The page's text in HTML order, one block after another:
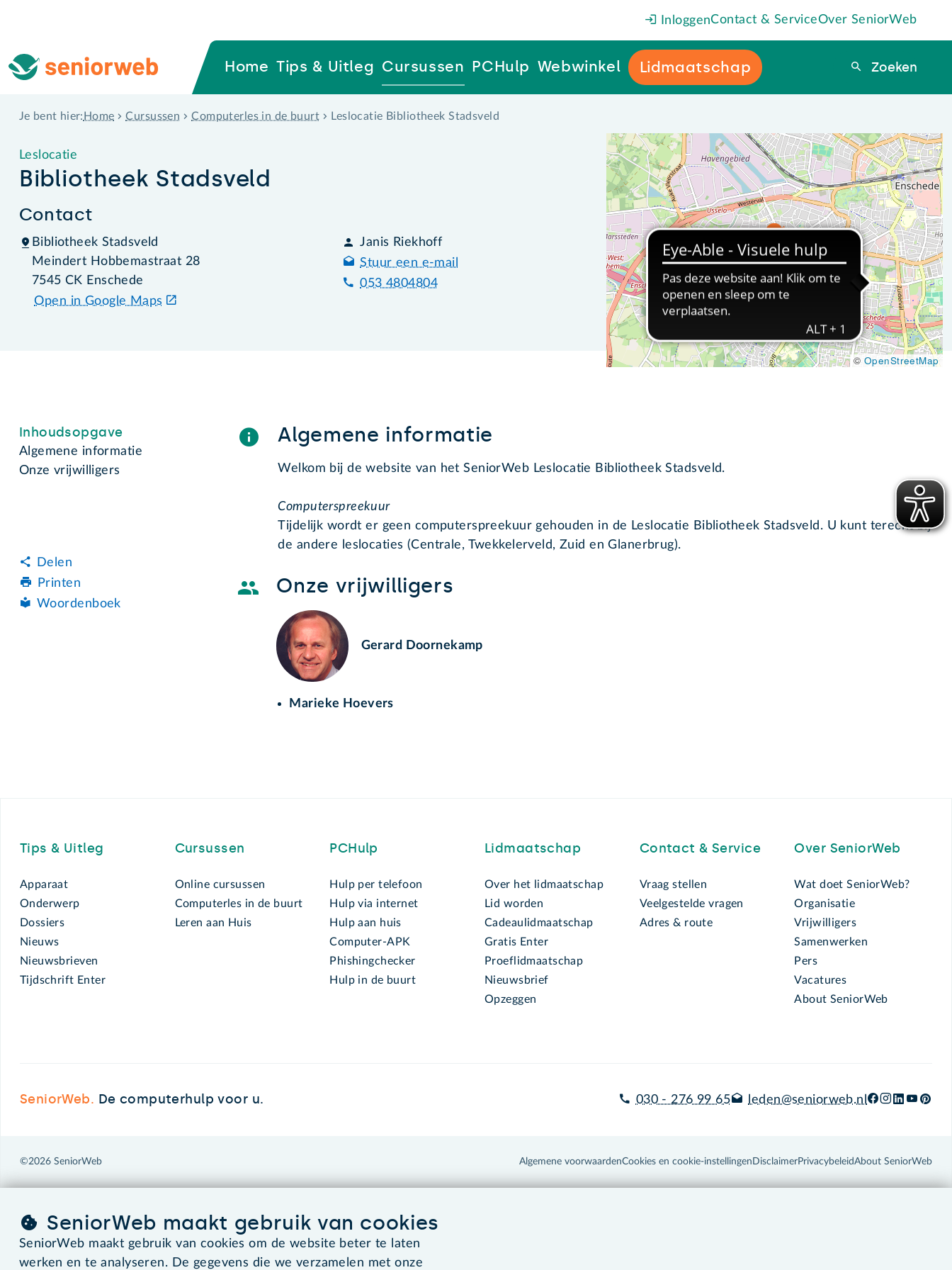
InloggenContact & ServiceOver SeniorWeb
Home Tips & Uitleg Cursussen PCHulp Webwinkel Lidmaatschap Zoeken
Zoeken
Je bent hier: Home Cursussen Computerles in de buurt Leslocatie Bibliotheek Stadsveld
Leslocatie
Bibliotheek Stadsveld
Contact
Bibliotheek Stadsveld
Meindert Hobbemastraat 28
7545 CK Enschede
Open in Google Maps
Janis Riekhoff
Stuur een e-mail
053 4804804
© OpenStreetMap
Inhoudsopgave
Algemene informatie
Onze vrijwilligers
Delen
Printen
Woordenboek
Algemene informatie
Welkom bij de website van het SeniorWeb Leslocatie Bibliotheek Stadsveld.
Computerspreekuur
Tijdelijk wordt er geen computerspreekuur gehouden in de Leslocatie Bibliotheek Stadsveld. U kunt terecht bij
de andere leslocaties (Centrale, Twekkelerveld, Zuid en Glanerbrug).
Onze vrijwilligers
Gerard Doornekamp
Marieke Hoevers
Tips & Uitleg
Apparaat
Onderwerp
Dossiers
Nieuws
Nieuwsbrieven
Tijdschrift Enter
Cursussen
Online cursussen
Computerles in de buurt
Leren aan Huis
PCHulp
Hulp per telefoon
Hulp via internet
Hulp aan huis
Computer-APK
Phishingchecker
Hulp in de buurt
Lidmaatschap
Over het lidmaatschap
Lid worden
Cadeaulidmaatschap
Gratis Enter
Proeflidmaatschap
Nieuwsbrief
Opzeggen
Contact & Service
Vraag stellen
Veelgestelde vragen
Adres & route
Over SeniorWeb
Wat doet SeniorWeb?
Organisatie
Vrijwilligers
Samenwerken
Pers
Vacatures
About SeniorWeb
SeniorWeb. De computerhulp voor u. 030 - 276 99 65 leden@seniorweb.nl
©2026 SeniorWeb Algemene voorwaardenCookies en cookie-instellingen DisclaimerPrivacybeleidAbout SeniorWeb
SeniorWeb maakt gebruik van cookies
SeniorWeb maakt gebruik van cookies om de website beter te laten
werken en te analyseren. De gegevens die we verzamelen met onze